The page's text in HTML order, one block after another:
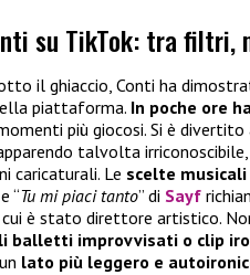
su TikTok: tra filtri,
il ghiaccio, Conti ha
piattaforma. In poche ore
più giocosi. Si è
talvolta
caricaturali. Le scelte musicali
“Tu mi piaci tanto” di Sayf
cui è stato direttore artistico.
balletti improvvisati o clip
lato più leggero e